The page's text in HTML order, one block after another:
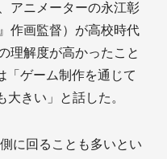
アニメーターの永江彰
作画監督）が高校時代
理解度が高かったこと
「ゲーム制作を通じて
きい」と話した。
に回ることも多いとい